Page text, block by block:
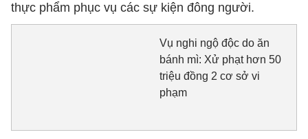
thực phẩm phục vụ các sự kiện đông người.
Vụ nghi ngộ độc do ăn
bánh mì: Xử phạt hơn 50
triệu đồng 2 cơ sở vi
phạm